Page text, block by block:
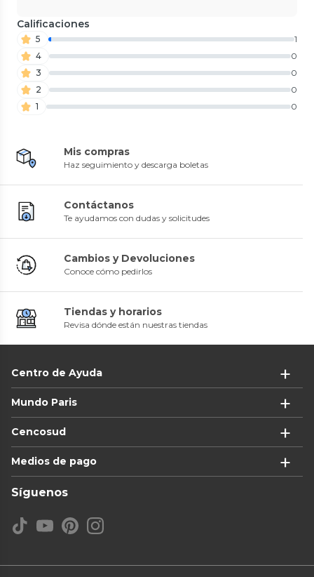
Calificaciones
5
1
4
0
3
0
2
0
1
0
Mis compras
Haz seguimiento y descarga boletas
Contáctanos
Te ayudamos con dudas y solicitudes
Cambios y Devoluciones
Conoce cómo pedirlos
Tiendas y horarios
Revisa dónde están nuestras tiendas
Centro de Ayuda
Mundo Paris
Cencosud
Medios de pago
Síguenos